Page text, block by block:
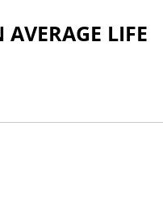
LIFE